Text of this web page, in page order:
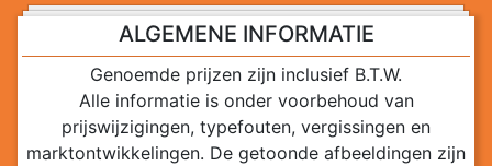
ALGEMENE INFORMATIE
Genoemde prijzen zijn inclusief B.T.W.
Alle informatie is onder voorbehoud van
prijswijzigingen, typefouten, vergissingen en
marktontwikkelingen. De getoonde afbeeldingen zijn